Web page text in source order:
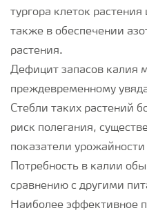
тургора клеток
также в обеспечении
растения.
Дефицит запасов калия
преждевременному
Стебли таких растений
риск полегания,
показатели
Потребность в калии
сравнению с другими
Наиболее эффективное